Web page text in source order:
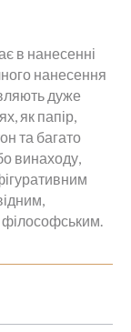
в нанесенні
нанесення
дуже
як папір,
та багато
винаходу,